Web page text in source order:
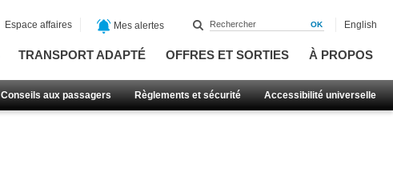
TRANSPORT ADAPTÉ OFFRES ET SORTIES À PROPOS
Conseils aux passagers Règlements et sécurité Accessibilité universelle
Espace affaires Mes alertes English